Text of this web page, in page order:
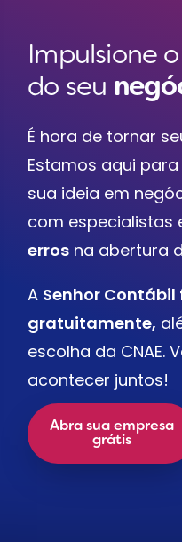
Impulsione o
do seu
É hora de tornar
Estamos aqui
sua ideia em
com especialistas
erros na abertura
A Senhor Contábil
gratuitamente,
escolha da CNAE.
acontecer juntos!
Abra sua empresa
grátis